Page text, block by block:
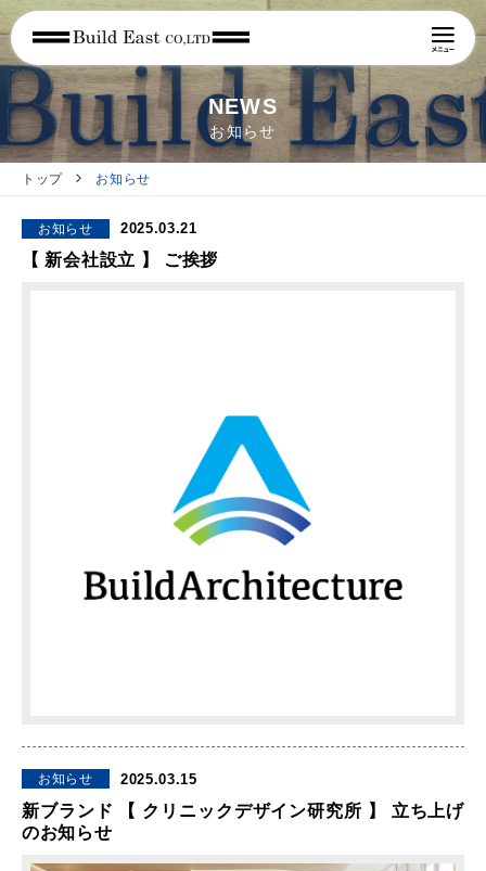
NEWS
お知らせ
トップ お知らせ
お知らせ 2025.03.21
【 新会社設立 】 ご挨拶
お知らせ 2025.03.15
新ブランド 【 クリニックデザイン研究所 】 立ち上げ
のお知らせ